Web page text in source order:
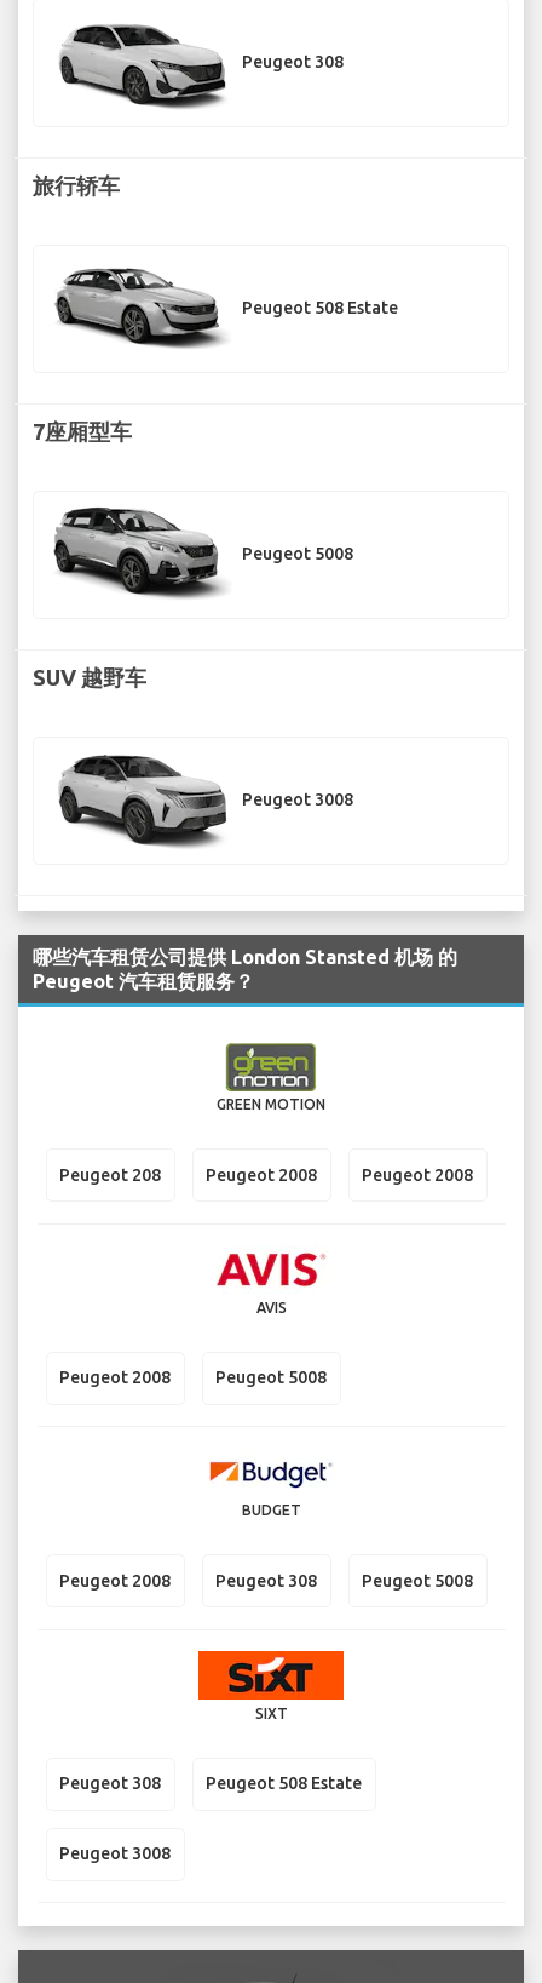
Peugeot 308
旅行轿车
Peugeot 508 Estate
7座厢型车
Peugeot 5008
SUV 越野车
Peugeot 3008
哪些汽车租赁公司提供 London Stansted 机场 的
Peugeot 汽车租赁服务？
GREEN MOTION
Peugeot 208 Peugeot 2008 Peugeot 2008
AVIS
Peugeot 2008 Peugeot 5008
BUDGET
Peugeot 2008 Peugeot 308 Peugeot 5008
SIXT
Peugeot 308 Peugeot 508 Estate
Peugeot 3008